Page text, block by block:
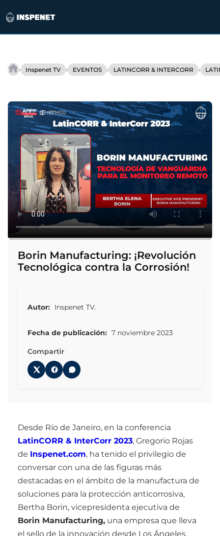
contenido
› Inspenet TV › EVENTOS › LATINCORR & INTERCORR ›
Borin
contra
la
Corrosión!
Borin Manufacturing: ¡Revolución
Tecnológica contra la Corrosión!
Autor: Inspenet TV.
Fecha de publicación: 7 noviembre 2023
Compartir
Desde Río de Janeiro, en la conferencia
LatinCORR & InterCorr 2023, Gregorio Rojas
de Inspenet.com, ha tenido el privilegio de
conversar con una de las figuras más
destacadas en el ámbito de la manufactura de
soluciones para la protección anticorrosiva,
Bertha Borin, vicepresidenta ejecutiva de
Borin Manufacturing, una empresa que lleva
el sello de la innovación desde Los Ángeles,